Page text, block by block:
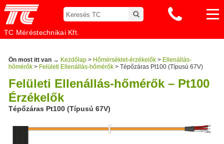
TC Méréstechnikai Kft.
Ön most itt van → Kezdőlap > Hőmérséklet-érzékelők > Ellenállás-
hőmérők > Felületi Ellenállás-hőmérők > Tépőzáras Pt100 (Típusú 67V)
Felületi Ellenállás-hőmérők – Pt100
Érzékelők
Tépőzáras Pt100 (Típusú 67V)